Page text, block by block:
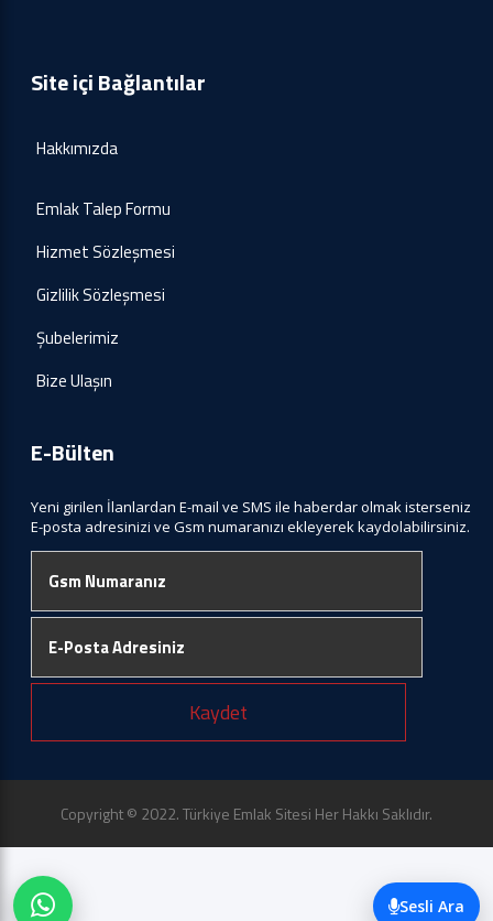
Site içi Bağlantılar
Hakkımızda
Emlak Talep Formu
Hizmet Sözleşmesi
Gizlilik Sözleşmesi
Şubelerimiz
Bize Ulaşın
E-Bülten
Yeni girilen İlanlardan E-mail ve SMS ile haberdar olmak isterseniz
E-posta adresinizi ve Gsm numaranızı ekleyerek kaydolabilirsiniz.
Kaydet
Copyright © 2022. Türkiye Emlak Sitesi Her Hakkı Saklıdır.
Sesli Ara